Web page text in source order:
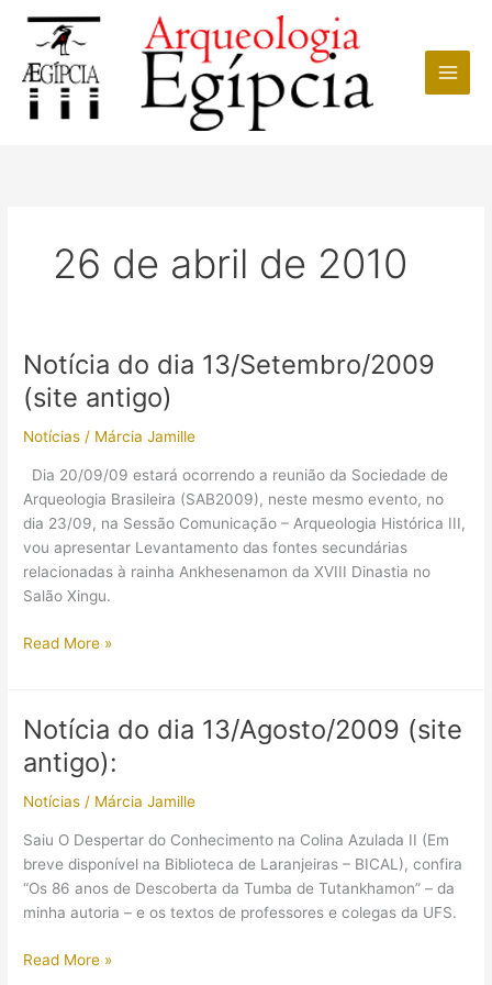
conteúdo
26 de abril de 2010
Notícia do dia 13/Setembro/2009
(site antigo)
Notícias / Márcia Jamille
Dia 20/09/09 estará ocorrendo a reunião da Sociedade de
Arqueologia Brasileira (SAB2009), neste mesmo evento, no
dia 23/09, na Sessão Comunicação – Arqueologia Histórica III,
vou apresentar Levantamento das fontes secundárias
relacionadas à rainha Ankhesenamon da XVIII Dinastia no
Salão Xingu.
Notícia
13/Setembro/2009
(site
antigo)
Read More »
Notícia do dia 13/Agosto/2009 (site
antigo):
Notícias / Márcia Jamille
Saiu O Despertar do Conhecimento na Colina Azulada II (Em
breve disponível na Biblioteca de Laranjeiras – BICAL), confira
“Os 86 anos de Descoberta da Tumba de Tutankhamon” – da
minha autoria – e os textos de professores e colegas da UFS.
Notícia
Read More »